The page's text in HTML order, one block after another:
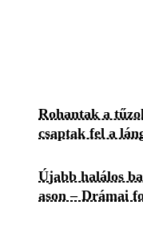
Rohantak a
csaptak fel a
Újabb halálos
ason – Drámai